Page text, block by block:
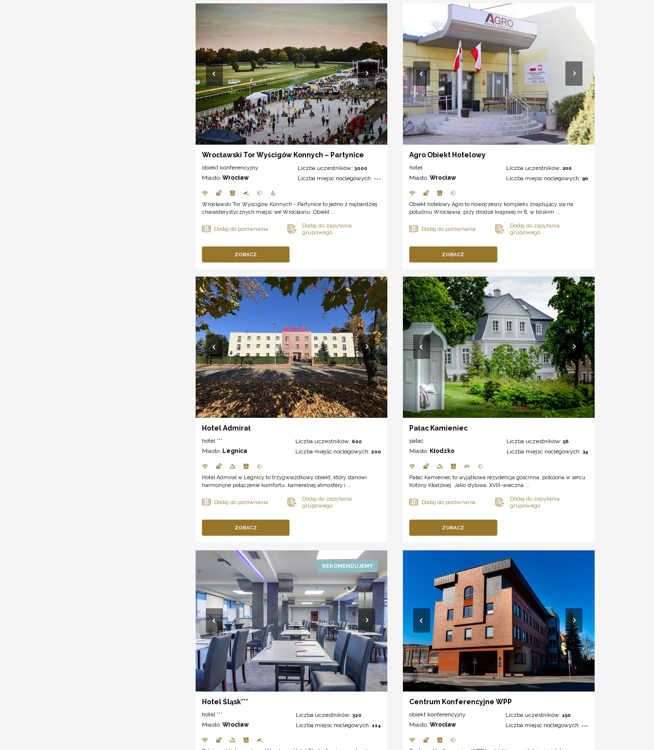
Wrocławski Tor Wyścigów Konnych – Partynice
obiekt konferencyjny
Miasto: Wrocław
Liczba uczestników:3000
Liczba miejsc noclegowych: ---
Wrocławski Tor Wyścigów Konnych - Partynice to jedno z najbardziej
charakterystycznych miejsc we Wrocławiu. Obiekt ...
ZOBACZ
Agro Obiekt Hotelowy
hotel
Miasto:Wrocław
Liczba uczestników: 200
Liczba miejsc noclegowych: 90
Obiekt hotelowy Agro to nowoczesny kompleks znajdujący się na
południu Wrocławia, przy drodze krajowej nr 8, w bliskim ...
ZOBACZ
Hotel Admirał
hotel ***
Miasto: Legnica
Liczba uczestników:600
Liczba miejsc noclegowych:200
Hotel Admirał w Legnicy to trzygwiazdkowy obiekt, który stanowi
harmonijne połączenie komfortu, kameralnej atmosfery i ...
ZOBACZ
Pałac Kamieniec
pałac
Miasto: Kłodzko
Liczba uczestników: 56
Liczba miejsc noclegowych: 34
Pałac Kamieniec to wyjątkowa rezydencja gościnna, położona w sercu
Kotliny Kłodzkiej. Jako stylowa, XVIII-wieczna ...
ZOBACZ
Hotel Śląsk***
hotel ***
Miasto: Wrocław
Liczba uczestników:320
Liczba miejsc noclegowych:114
Centrum Konferencyjne WPP
obiekt konferencyjny
Miasto:Wrocław
Liczba uczestników: 150
Liczba miejsc noclegowych: ---